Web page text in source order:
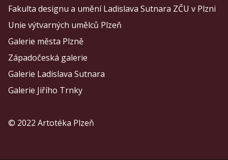
Fakulta designu a umění Ladislava Sutnara ZČU v Plzni
Unie výtvarných umělců Plzeň
Galerie města Plzně
Západočeská galerie
Galerie Ladislava Sutnara
Galerie Jiřího Trnky
© 2022 Artotéka Plzeň